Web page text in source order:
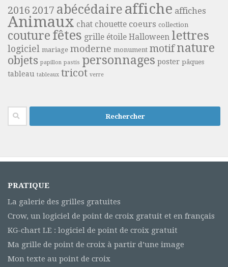
2016 2017 abécédaire affiche affiches
Animaux chat chouette coeurs collection
couture fêtes grille étoile Halloween lettres
logiciel mariage moderne monument motif nature
objets papillon pastis personnages poster pâques
tableau tableaux tricot verre
Rechercher :
PRATIQUE
La galerie des grilles gratuites
Crow, un logiciel de point de croix gratuit et en français
KG-chart LE : logiciel de point de croix gratuit
Ma grille de point de croix à partir d’une image
Mon texte au point de croix